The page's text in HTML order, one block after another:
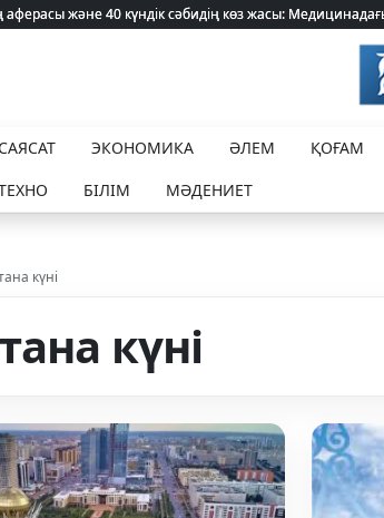
және 40 күндік сәбидің көз жасы:
және 40 күндік сәбидің көз жасы:
САЯСАТ ЭКОНОМИКА ӘЛЕМ ҚОҒАМ
БІЛІМ МӘДЕНИЕТ
күні
күні